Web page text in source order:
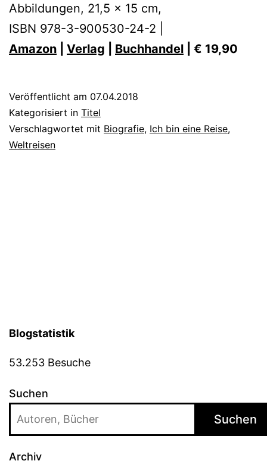
Abbildungen, 21,5 x 15 cm,
ISBN 978-3-900530-24-2 |
Amazon
Verlag Buchhandel | € 19,90
Veröffentlicht am 07.04.2018
Kategorisiert in Titel
Verschlagwortet mit Biografie, Ich bin eine Reise,
Weltreisen
Blogstatistik
53.253 Besuche
Suchen
Suchen
Archiv